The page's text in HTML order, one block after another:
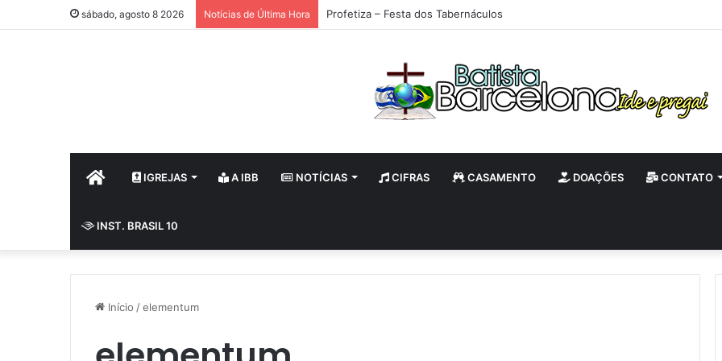
sábado, agosto 8 2026 Notícias de Última Hora Profetiza – Festa dos Tabernáculos
HOME IGREJAS A IBB NOTÍCIAS CIFRAS CASAMENTO DOAÇÕES CONTATO
INST. BRASIL 10
Início /elementum